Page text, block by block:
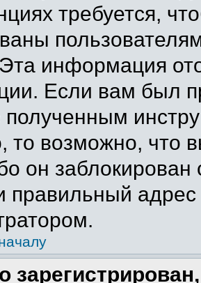
требуется,
информация
Если вам был
полученным
то возможно, что
он
правильный адрес